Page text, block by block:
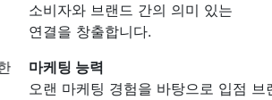
소비자와 브랜드 간의 의미 있는
연결을 창출합니다.
마케팅 능력
오랜 마케팅 경험을 바탕으로 입점